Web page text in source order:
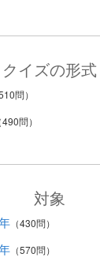
クイズの形式
問）
問）
対象
（430問）
（570問）